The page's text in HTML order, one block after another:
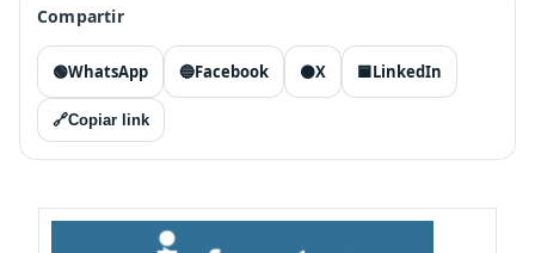
Compartir
🟢WhatsApp 🔵Facebook ⚫X 🟦LinkedIn
🔗Copiar link